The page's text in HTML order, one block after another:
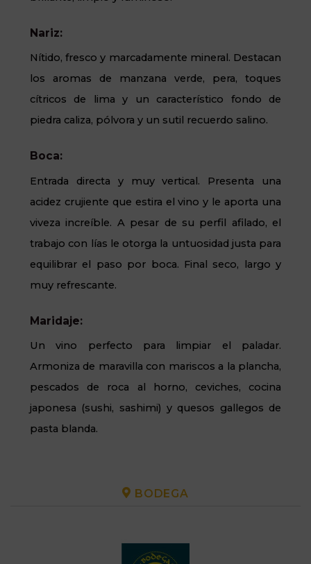
Nariz:
Nítido, fresco y marcadamente mineral. Destacan
los aromas de manzana verde, pera, toques
cítricos de lima y un característico fondo de
piedra caliza, pólvora y un sutil recuerdo salino.
Boca:
Entrada directa y muy vertical. Presenta una
acidez crujiente que estira el vino y le aporta una
viveza increíble. A pesar de su perfil afilado, el
trabajo con lías le otorga la untuosidad justa para
equilibrar el paso por boca. Final seco, largo y
muy refrescante.
Maridaje:
Un vino perfecto para limpiar el paladar.
Armoniza de maravilla con mariscos a la plancha,
pescados de roca al horno, ceviches, cocina
japonesa (sushi, sashimi) y quesos gallegos de
pasta blanda.
BODEGA